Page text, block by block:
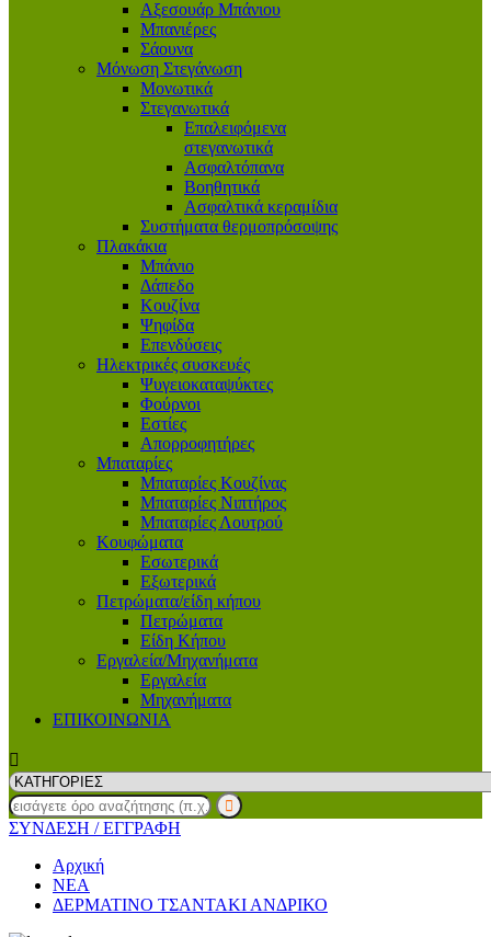
Αξεσουάρ Μπάνιου
Μπανιέρες
Σάουνα
Μόνωση Στεγάνωση
Μονωτικά
Στεγανωτικά
Επαλειφόμενα
στεγανωτικά
Ασφαλτόπανα
Βοηθητικά
Ασφαλτικά κεραμίδια
Συστήματα θερμοπρόσοψης
Πλακάκια
Μπάνιο
Δάπεδο
Κουζίνα
Ψηφίδα
Επενδύσεις
Ηλεκτρικές συσκευές
Ψυγειοκαταψύκτες
Φούρνοι
Εστίες
Απορροφητήρες
Μπαταρίες
Μπαταρίες Κουζίνας
Μπαταρίες Νιπτήρος
Μπαταρίες Λουτρού
Κουφώματα
Εσωτερικά
Εξωτερικά
Πετρώματα/είδη κήπου
Πετρώματα
Είδη Κήπου
Εργαλεία/Μηχανήματα
Εργαλεία
Μηχανήματα
ΕΠΙΚΟΙΝΩΝΙΑ
ΣΥΝΔΕΣΗ / ΕΓΓΡΑΦΗ
Αρχική
ΝΕΑ
ΔΕΡΜΑΤΙΝΟ ΤΣΑΝΤΑΚΙ ΑΝΔΡΙΚΟ